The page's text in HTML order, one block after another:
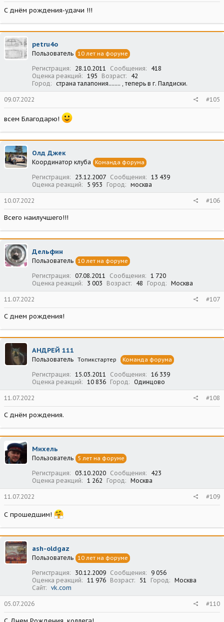
С днём рождения-удачи !!!
petru4o
Пользователь 10 лет на форуме
Регистрация 28.10.2011 Сообщения
418
Оценка реакций
195 Возраст
42
Город
страна талапония........ , теперь в г. Палдиски.
09.07.2022 #105
всем Благодарю!
Олд Джек
Координатор клуба Команда форума
Регистрация 23.12.2007 Сообщения
13 439
Оценка реакций
5 953 Город москва
10.07.2022 #106
Всего наилучшего!!!
Дельфин
Пользователь 10 лет на форуме
Регистрация 07.08.2011 Сообщения
1 720
Оценка реакций
3 003 Возраст 48 Город Москва
11.07.2022 #107
С днем рождения!
АНДРЕЙ 111
Пользователь Топикстартер Команда форума
Регистрация 15.03.2011 Сообщения
16 339
Оценка реакций
10 836 Город Одинцово
11.07.2022 #108
С днём рождения.
Михель
Пользователь 5 лет на форуме
Регистрация 03.10.2020 Сообщения
423
Оценка реакций
1 262 Город Москва
11.07.2022 #109
С прошедшим!
ash-oldgaz
Пользователь 10 лет на форуме
Регистрация 30.12.2009 Сообщения
9 056
Оценка реакций
11 976 Возраст 51 Город
Москва
Сайт
vk.com
05.07.2026 #110